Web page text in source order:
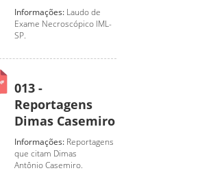
Informações: Laudo de
Exame Necroscópico IML-
SP.
013 -
Reportagens
Dimas Casemiro
Informações: Reportagens
que citam Dimas
Antônio Casemiro.